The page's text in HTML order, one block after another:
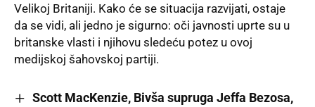
Velikoj Britaniji. Kako će se situacija razvijati, ostaje
da se vidi, ali jedno je sigurno: oči javnosti uprte su u
britanske vlasti i njihovu sledeću potez u ovoj
medijskoj šahovskoj partiji.
Scott MacKenzie, Bivša supruga Jeffa Bezosa,